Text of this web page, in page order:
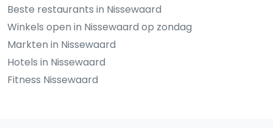
Beste restaurants in Nissewaard
Winkels open in Nissewaard op zondag
Markten in Nissewaard
Hotels in Nissewaard
Fitness Nissewaard